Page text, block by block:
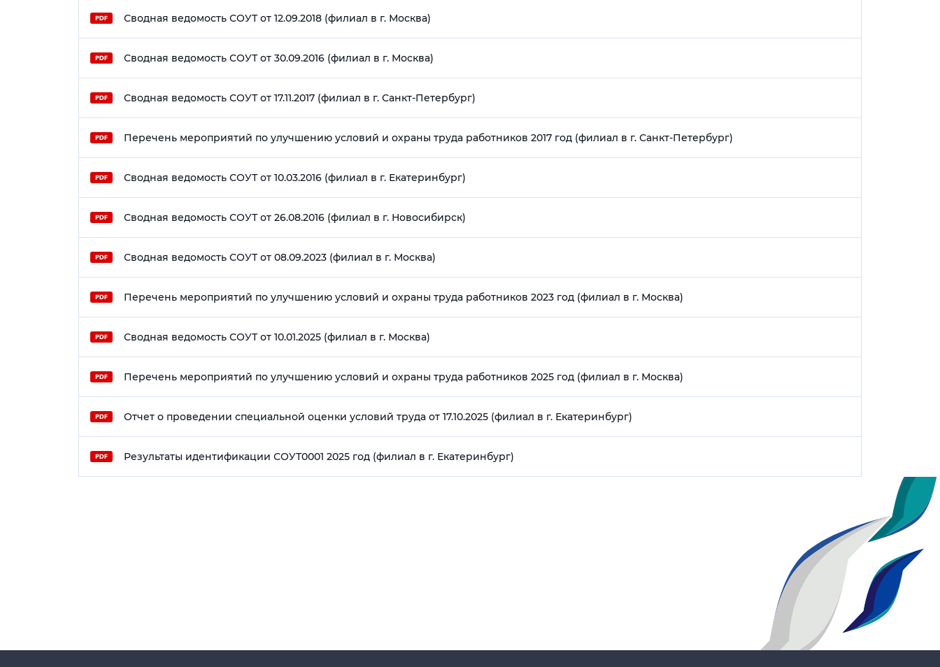
Сводная ведомость СОУТ от 12.09.2018 (филиал в г. Москва)
Сводная ведомость СОУТ от 30.09.2016 (филиал в г. Москва)
Сводная ведомость СОУТ от 17.11.2017 (филиал в г. Санкт-Петербург)
Перечень мероприятий по улучшению условий и охраны труда работников 2017 год (филиал в г. Санкт-Петербург)
Сводная ведомость СОУТ от 10.03.2016 (филиал в г. Екатеринбург)
Сводная ведомость СОУТ от 26.08.2016 (филиал в г. Новосибирск)
Сводная ведомость СОУТ от 08.09.2023 (филиал в г. Москва)
Перечень мероприятий по улучшению условий и охраны труда работников 2023 год (филиал в г. Москва)
Сводная ведомость СОУТ от 10.01.2025 (филиал в г. Москва)
Перечень мероприятий по улучшению условий и охраны труда работников 2025 год (филиал в г. Москва)
Отчет о проведении специальной оценки условий труда от 17.10.2025 (филиал в г. Екатеринбург)
Результаты идентификации СОУТ0001 2025 год (филиал в г. Екатеринбург)